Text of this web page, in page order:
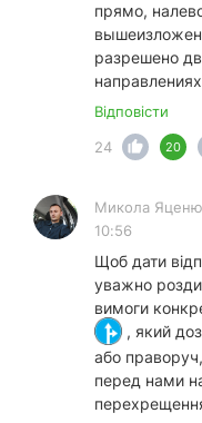
прямо,
разрешено
Відповісти
24
20
Микола
10:56
Щоб дати
уважно
вимоги
, який
або
перед нами